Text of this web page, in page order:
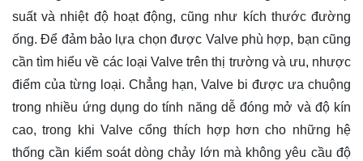
suất và nhiệt độ hoạt động, cũng như kích thước đường
ống. Để đảm bảo lựa chọn được Valve phù hợp, bạn cũng
cần tìm hiểu về các loại Valve trên thị trường và ưu, nhược
điểm của từng loại. Chẳng hạn, Valve bi được ưa chuộng
trong nhiều ứng dụng do tính năng dễ đóng mở và độ kín
cao, trong khi Valve cổng thích hợp hơn cho những hệ
thống cần kiểm soát dòng chảy lớn mà không yêu cầu độ